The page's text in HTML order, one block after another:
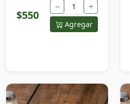
$550
− +
Agregar